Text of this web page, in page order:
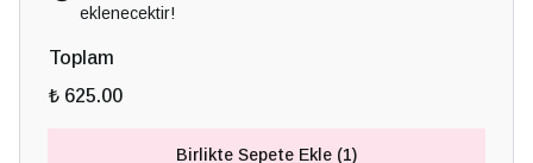
eklenecektir!
Toplam
₺ 625.00
Birlikte Sepete Ekle (1)